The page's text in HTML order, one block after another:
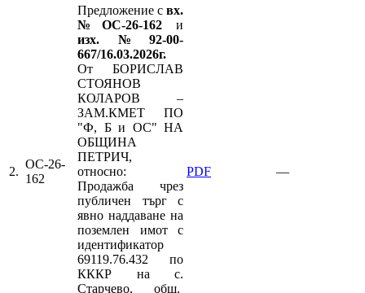
2.
ОС-26-
162
Предложение с вх.
№ОС-26-162и
изх.№92-00-
667/16.03.2026г.
От БОРИСЛАВ
СТОЯНОВ
КОЛАРОВ –
ЗАМ.КМЕТ ПО
"Ф, Б и ОС" НА
ОБЩИНА
ПЕТРИЧ,
относно:
Продажба чрез
публичен търг с
явно наддаване на
поземлен имот с
идентификатор
69119.76.432 по
КККР на с.
Старчево, общ.
PDF —